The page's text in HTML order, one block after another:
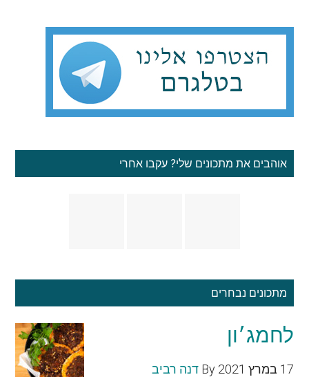
אוהבים את מתכונים שלי? עקבו אחרי
מתכונים נבחרים
לחמג׳ון
17 במרץ 2021 By דנה רביב